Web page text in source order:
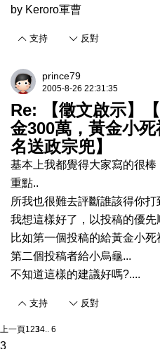
by Keroro軍曹
支持 反對
prince79
2005-8-26 22:31:35
Re: 【徵文啟示】
金300萬，黃金小
名送政宗兜】
基本上我都覺得大家寫的很
重點..
所我也很難去評斷誰該得你打
我想這樣好了，以投稿的優
比如第一個投稿的給黃金小死
第二個投稿者給小烏龜...
不知道這樣的建議好嗎?....
支持 反對
上一頁1234.. 6